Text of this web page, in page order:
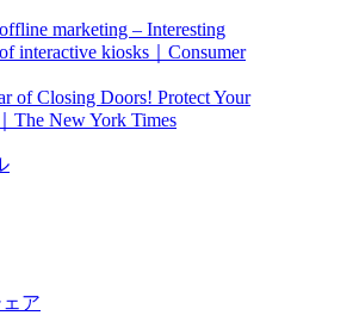
marketing – Interesting
interactive kiosks｜Consumer
of Closing Doors! Protect Your
The New York Times